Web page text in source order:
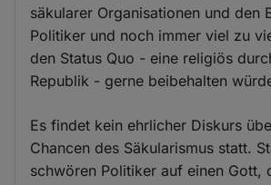
säkularer Organisationen und den
Politiker und noch immer viel zu
den Status Quo - eine religiös
Republik - gerne beibehalten
Es findet kein ehrlicher Diskurs
Chancen des Säkularismus statt.
schwören Politiker auf einen Gott,